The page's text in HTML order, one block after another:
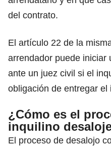
del contrato.
El artículo 22 de la
arrendador puede iniciar
ante un juez civil si el
obligación de entregar el
¿Cómo es el
inquilino
El proceso de desalojo